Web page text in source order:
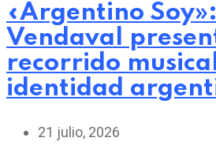
«Argentino Soy»:
Vendaval
recorrido
identidad
21 julio, 2026